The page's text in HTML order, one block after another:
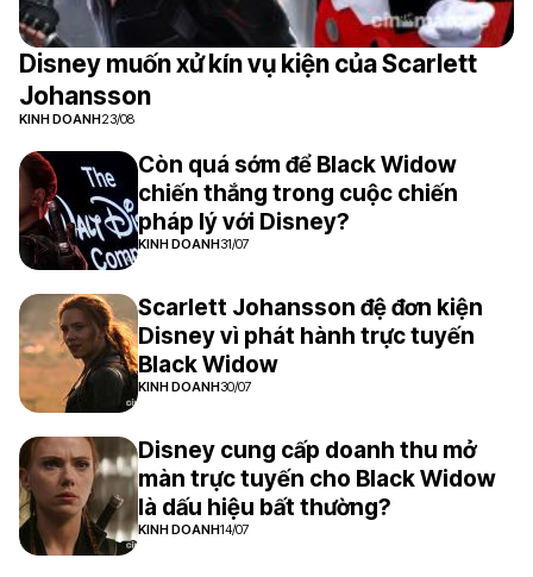
Disney muốn xử kín vụ kiện của Scarlett
Johansson
KINH DOANH23/08
Còn quá sớm để Black Widow
chiến thắng trong cuộc chiến
pháp lý với Disney?
KINH DOANH31/07
Scarlett Johansson đệ đơn kiện
Disney vì phát hành trực tuyến
Black Widow
KINH DOANH30/07
Disney cung cấp doanh thu mở
màn trực tuyến cho Black Widow
là dấu hiệu bất thường?
KINH DOANH14/07